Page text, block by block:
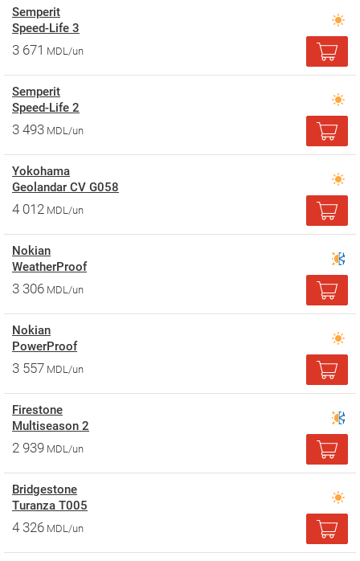
Semperit
Speed-Life 3
3 671 MDL/un
Semperit
Speed-Life 2
3 493 MDL/un
Yokohama
Geolandar CV G058
4 012 MDL/un
Nokian
WeatherProof
3 306 MDL/un
Nokian
PowerProof
3 557 MDL/un
Firestone
Multiseason 2
2 939 MDL/un
Bridgestone
Turanza T005
4 326 MDL/un